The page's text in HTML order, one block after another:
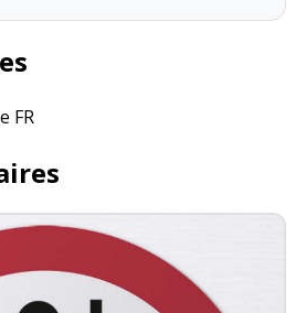
FR